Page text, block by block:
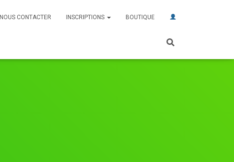
NOUS CONTACTER INSCRIPTIONS BOUTIQUE